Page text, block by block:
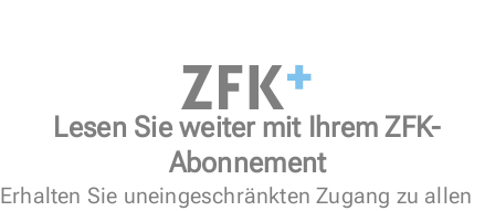
Lesen Sie weiter mit Ihrem ZFK-
Abonnement
Erhalten Sie uneingeschränkten Zugang zu allen